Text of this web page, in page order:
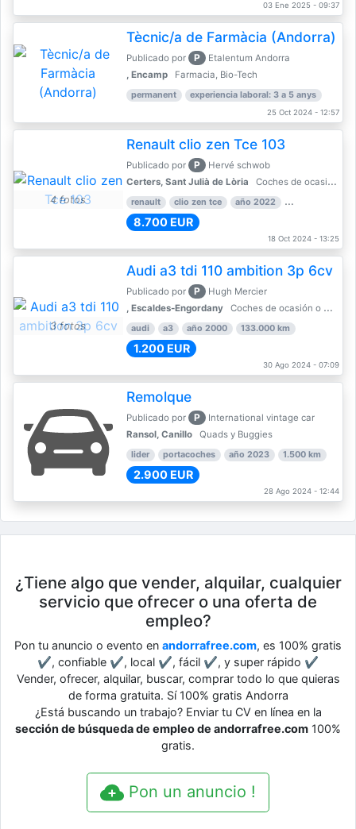
03 Ene 2025 - 09:37
Tècnic/a de Farmàcia (Andorra)
Publicado por P
Etalentum Andorra
, Encamp
Farmacia, Bio-Tech
permanent experiencia laboral: 3 a 5 anys
25 Oct 2024 - 12:57
4 fotos
Renault clio zen Tce 103
Publicado por P
Hervé schwob
Certers, Sant Julià de Lòria
Coches de ocasión o Nuevo
renault clio zen tce año 2022 39.000 km
8.700 EUR
18 Oct 2024 - 13:25
3 fotos
Audi a3 tdi 110 ambition 3p 6cv
Publicado por P
Hugh Mercier
, Escaldes-Engordany
Coches de ocasión o Nuevo
audi a3 año 2000 133.000 km
1.200 EUR
30 Ago 2024 - 07:09
Remolque
Publicado por P
International vintage car
Ransol, Canillo
Quads y Buggies
lider portacoches año 2023 1.500 km
2.900 EUR
28 Ago 2024 - 12:44
¿Tiene algo que vender, alquilar, cualquier
servicio que ofrecer o una oferta de
empleo?
Pon tu anuncio o evento en andorrafree.com, es 100% gratis
✔, confiable ✔, local ✔, fácil ✔, y super rápido ✔
Vender, ofrecer, alquilar, buscar, comprar todo lo que quieras
de forma gratuita. Sí 100% gratis Andorra
¿Está buscando un trabajo? Enviar tu CV en línea en la
sección de búsqueda de empleo de andorrafree.com 100%
gratis.
Pon un anuncio !